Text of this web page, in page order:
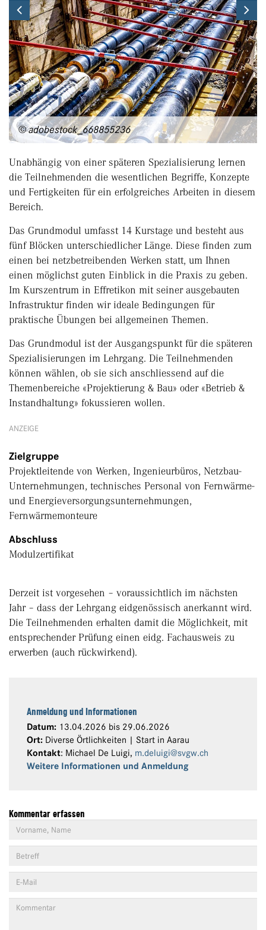
© adobestock_668855236
Previous
Unabhängig von einer späteren Spezialisierung lernen
die Teilnehmenden die wesentlichen Begriffe, Konzepte
und Fertigkeiten für ein erfolgreiches Arbeiten in diesem
Bereich.
Das Grundmodul umfasst 14 Kurstage und besteht aus
fünf Blöcken unterschiedlicher Länge. Diese finden zum
einen bei netzbetreibenden Werken statt, um Ihnen
einen möglichst guten Einblick in die Praxis zu geben.
Im Kurszentrum in Effretikon mit seiner ausgebauten
Infrastruktur finden wir ideale Bedingungen für
praktische Übungen bei allgemeinen Themen.
Das Grundmodul ist der Ausgangspunkt für die späteren
Spezialisierungen im Lehrgang. Die Teilnehmenden
können wählen, ob sie sich anschliessend auf die
Themenbereiche «Projektierung & Bau» oder «Betrieb &
Instandhaltung» fokussieren wollen.
ANZEIGE
Zielgruppe
Projektleitende von Werken, Ingenieurbüros, Netzbau-
Unternehmungen, technisches Personal von Fernwärme-
und Energieversorgungsunternehmungen,
Fernwärmemonteure
Abschluss
Modulzertifikat
Derzeit ist vorgesehen – voraussichtlich im nächsten
Jahr – dass der Lehrgang eidgenössisch anerkannt wird.
Die Teilnehmenden erhalten damit die Möglichkeit, mit
entsprechender Prüfung einen eidg. Fachausweis zu
erwerben (auch rückwirkend).
Anmeldung und Informationen
Datum: 13.04.2026 bis 29.06.2026
Ort: Diverse Örtlichkeiten | Start in Aarau
Kontakt: Michael De Luigi, m.deluigi@svgw.ch
Weitere Informationen und Anmeldung
Kommentar erfassen